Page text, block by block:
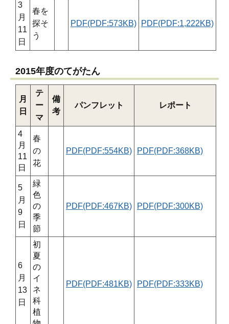
3
月
11
日
春を
探そ
う
PDF(PDF:573KB) PDF(PDF:1,222KB)
2015年度のてがたん
月
日
テ
ー
マ
備
考
パンフレット レポート
4
月
11
日
春
の
花
PDF(PDF:554KB) PDF(PDF:368KB)
5
月
9
日
緑
色
の
季
節
PDF(PDF:467KB) PDF(PDF:300KB)
6
月
13
日
初
夏
の
イ
ネ
科
植
PDF(PDF:481KB) PDF(PDF:333KB)